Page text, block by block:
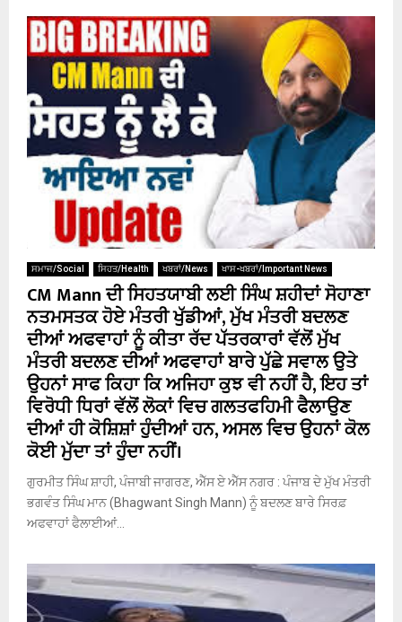
ਸਮਾਜ/Social ਸਿਹਤ/Health ਖਬਰਾਂ/News ਖਾਸ-ਖਬਰਾਂ/Important News
CM Mann ਦੀ ਸਿਹਤਯਾਬੀ ਲਈ ਸਿੰਘ ਸ਼ਹੀਦਾਂ ਸੋਹਾਣਾ
ਨਤਮਸਤਕ ਹੋਏ ਮੰਤਰੀ ਖੁੱਡੀਆਂ, ਮੁੱਖ ਮੰਤਰੀ ਬਦਲਣ
ਦੀਆਂ ਅਫਵਾਹਾਂ ਨੂੰ ਕੀਤਾ ਰੱਦ ਪੱਤਰਕਾਰਾਂ ਵੱਲੋਂ ਮੁੱਖ
ਮੰਤਰੀ ਬਦਲਣ ਦੀਆਂ ਅਫਵਾਹਾਂ ਬਾਰੇ ਪੁੱਛੇ ਸਵਾਲ ਉਤੇ
ਉਹਨਾਂ ਸਾਫ ਕਿਹਾ ਕਿ ਅਜਿਹਾ ਕੁਝ ਵੀ ਨਹੀਂ ਹੈ, ਇਹ ਤਾਂ
ਵਿਰੋਧੀ ਧਿਰਾਂ ਵੱਲੋਂ ਲੋਕਾਂ ਵਿਚ ਗਲਤਫਹਿਮੀ ਫੈਲਾਉਣ
ਦੀਆਂ ਹੀ ਕੋਸ਼ਿਸ਼ਾਂ ਹੁੰਦੀਆਂ ਹਨ, ਅਸਲ ਵਿਚ ਉਹਨਾਂ ਕੋਲ
ਕੋਈ ਮੁੱਦਾ ਤਾਂ ਹੁੰਦਾ ਨਹੀਂ।
ਗੁਰਮੀਤ ਸਿੰਘ ਸ਼ਾਹੀ, ਪੰਜਾਬੀ ਜਾਗਰਣ, ਐੱਸ ਏ ਐੱਸ ਨਗਰ : ਪੰਜਾਬ ਦੇ ਮੁੱਖ ਮੰਤਰੀ
ਭਗਵੰਤ ਸਿੰਘ ਮਾਨ (Bhagwant Singh Mann) ਨੂੰ ਬਦਲਣ ਬਾਰੇ ਸਿਰਫ਼
ਅਫਵਾਹਾਂ ਫੈਲਾਈਆਂ...